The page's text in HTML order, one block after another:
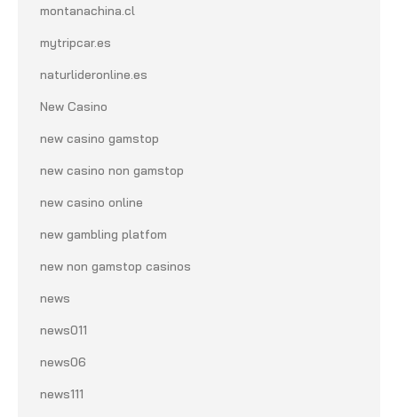
montanachina.cl
mytripcar.es
naturlideronline.es
New Casino
new casino gamstop
new casino non gamstop
new casino online
new gambling platfom
new non gamstop casinos
news
news011
news06
news111